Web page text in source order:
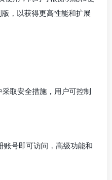
，以获得更高性能和扩展
取安全措施，用户可控制
号即可访问，高级功能和